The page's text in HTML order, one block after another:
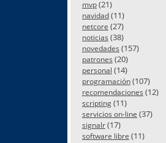
mvp(21)
navidad(11)
netcore (27)
noticias (38)
novedades (157)
patrones (20)
personal (14)
programación(107)
recomendaciones (12)
scripting(11)
servicios on-line (37)
signalr(17)
software libre (11)